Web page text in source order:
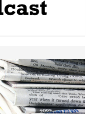
prima riunione a